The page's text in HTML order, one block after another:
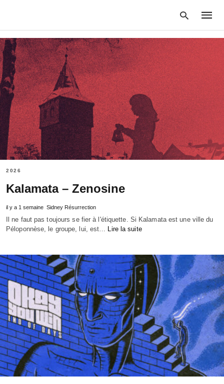
your
hit
2026
Kalamata – Zenosine
il y a 1 semaine Sidney Résurrection
Il ne faut pas toujours se fier à l'étiquette. Si Kalamata est une ville du
Péloponnèse, le groupe, lui, est… Lire la suite